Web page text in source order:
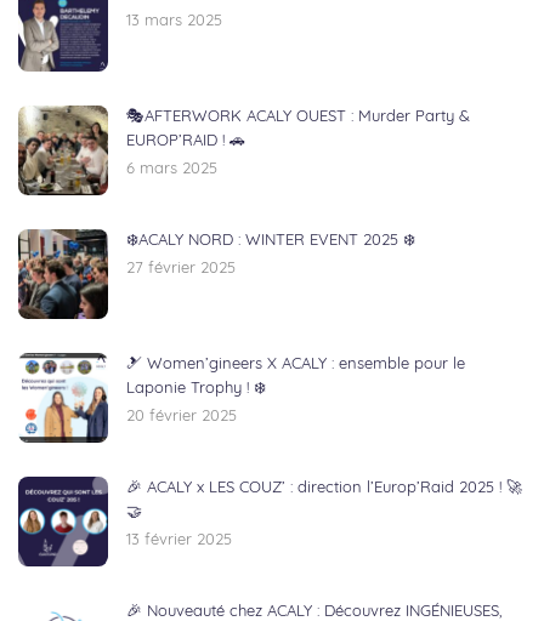
13 mars 2025
🎭AFTERWORK ACALY OUEST : Murder Party &
EUROP’RAID ! 🚗
6 mars 2025
❄️ACALY NORD : WINTER EVENT 2025 ❄️
27 février 2025
🎿 Women’gineers X ACALY : ensemble pour le
Laponie Trophy ! ❄️
20 février 2025
🎉 ACALY x LES COUZ’ : direction l’Europ’Raid 2025 ! 🚀
🤝
13 février 2025
🎉 Nouveauté chez ACALY : Découvrez INGÉNIEUSES,